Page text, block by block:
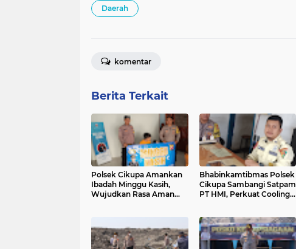
Daerah
komentar
Berita Terkait
Polsek Cikupa Amankan
Ibadah Minggu Kasih,
Wujudkan Rasa Aman
Bhabinkamtibmas Polsek
Cikupa Sambangi Satpam
PT HMI, Perkuat Cooling